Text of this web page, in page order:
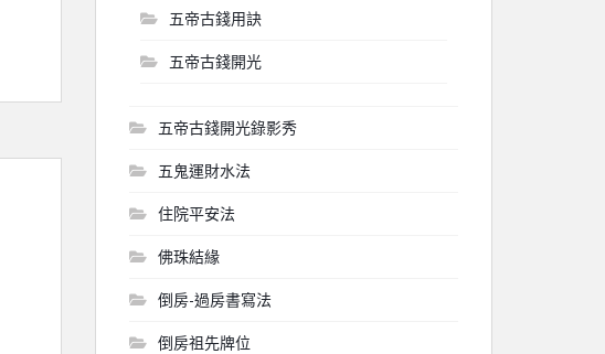
五帝古錢用訣
五帝古錢開光
五帝古錢開光錄影秀
五鬼運財水法
住院平安法
佛珠結緣
倒房-過房書寫法
倒房祖先牌位